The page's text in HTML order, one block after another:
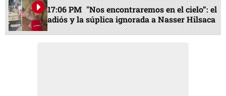
17:06 PM "Nos encontraremos en el cielo”: el
adiós y la súplica ignorada a Nasser Hilsaca